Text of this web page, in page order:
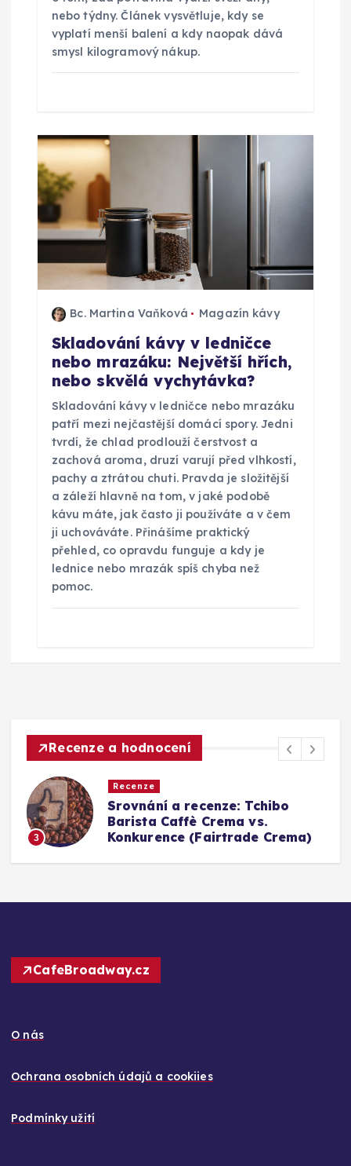
nebo týdny. Článek vysvětluje, kdy se
vyplatí menší balení a kdy naopak dává
smysl kilogramový nákup.
Bc. Martina Vaňková Magazín kávy
Skladování kávy v ledničce
nebo mrazáku: Největší hřích,
nebo skvělá vychytávka?
Skladování kávy v ledničce nebo mrazáku
patří mezi nejčastější domácí spory. Jedni
tvrdí, že chlad prodlouží čerstvost a
zachová aroma, druzí varují před vlhkostí,
pachy a ztrátou chuti. Pravda je složitější
a záleží hlavně na tom, v jaké podobě
kávu máte, jak často ji používáte a v čem
ji uchováváte. Přinášíme praktický
přehled, co opravdu funguje a kdy je
lednice nebo mrazák spíš chyba než
pomoc.
Recenze a hodnocení
3
Recenze
Srovnání a recenze: Tchibo
Barista Caffè Crema vs.
Konkurence (Fairtrade Crema)
CafeBroadway.cz
O nás
Ochrana osobních údajů a cookiies
Podmínky užití